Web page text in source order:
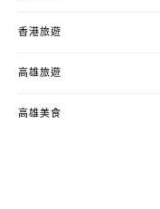
香港旅遊
高雄旅遊
高雄美食